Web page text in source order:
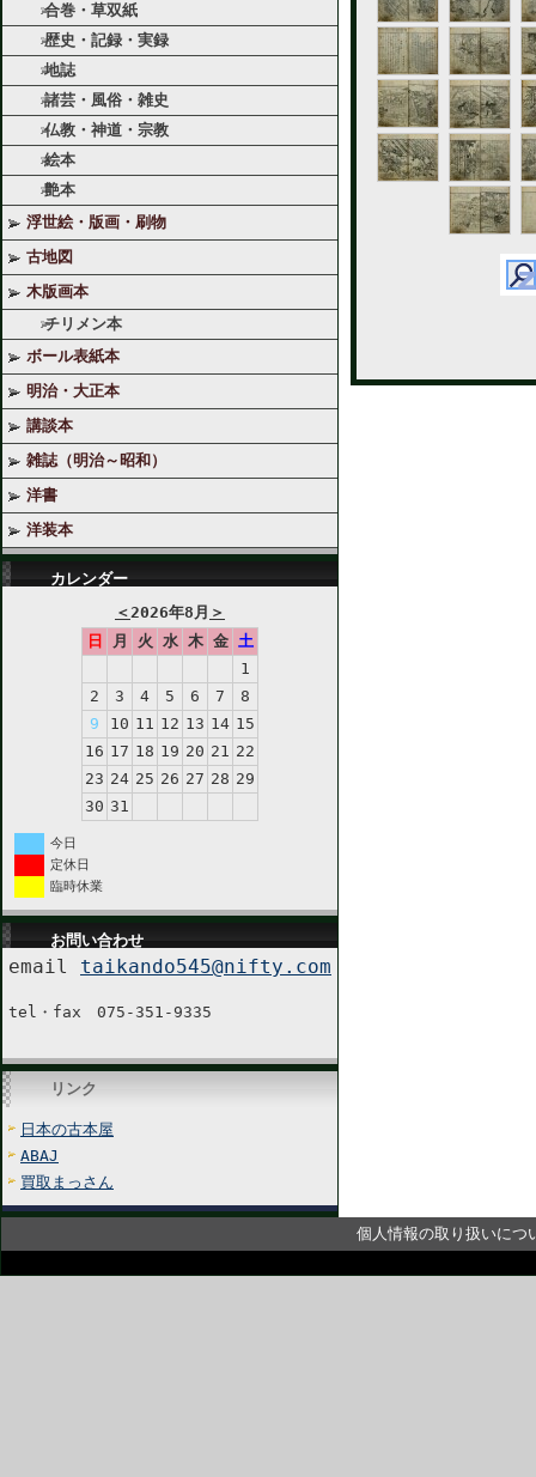
合巻・草双紙
歴史・記録・実録
地誌
諸芸・風俗・雑史
仏教・神道・宗教
絵本
艶本
浮世絵・版画・刷物
古地図
木版画本
チリメン本
ボール表紙本
明治・大正本
講談本
雑誌（明治～昭和）
洋書
洋装本
カレンダー
＜2026年8月 ＞
日
月 火 水 木 金 土
1
2
3 4 5 6 7
8
9
10 11 12 13 14 15
16 17 18 19 20 21 22
23 24 25 26 27 28 29
30 31
今日
定休日
臨時休業
お問い合わせ
email taikando545@nifty.com
tel・fax 075-351-9335
リンク
日本の古本屋
ABAJ
買取まっさん
個人情報の取り扱いにつ